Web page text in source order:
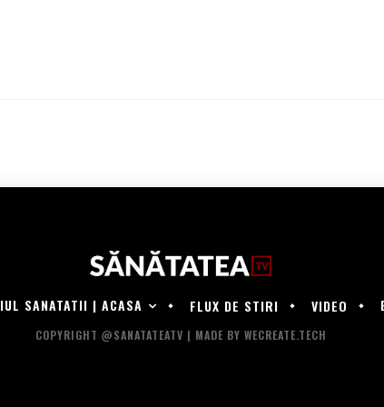
SANATATII | ACASA FLUX DE STIRI VIDEO
COPYRIGHT @SANATATEATV | MADE BY WECREATE.TECH